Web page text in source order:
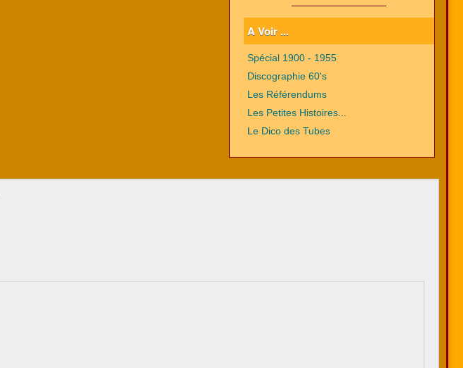
A Voir ...
Spécial 1900 - 1955
Discographie 60's
Les Référendums
Les Petites Histoires...
Le Dico des Tubes